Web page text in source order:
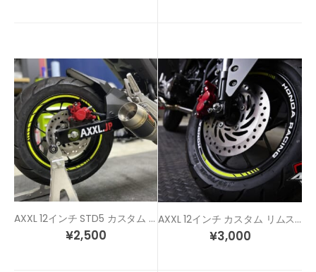
AXXL 12インチ STD5 カスタム リムステッカー
¥2,500
AXXL 12インチ カスタム リムステッカー SP6H-12
¥3,000